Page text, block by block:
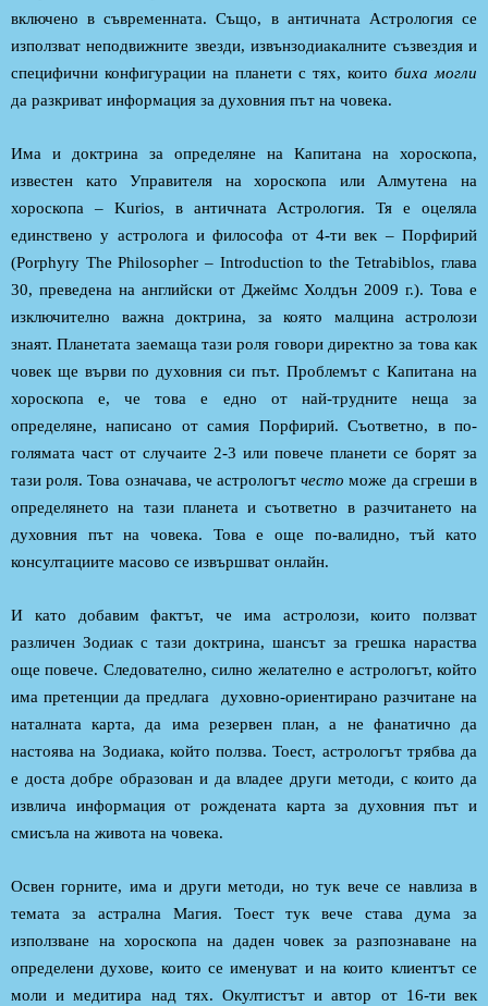
включено в съвременната. Също, в античната Астрология се
използват неподвижните звезди, извънзодиакалните съзвездия и
специфични конфигурации на планети с тях, които биха могли
да разкриват информация за духовния път на човека.
Има и доктрина за определяне на Капитана на хороскопа,
известен като Управителя на хороскопа или Алмутена на
хороскопа – Kurios, в античната Астрология. Тя е оцеляла
единствено у астролога и философа от 4-ти век – Порфирий
(Porphyry The Philosopher – Introduction to the Tetrabiblos, глава
30, преведена на английски от Джеймс Холдън 2009 г.). Това е
изключително важна доктрина, за която малцина астролози
знаят. Планетата заемаща тази роля говори директно за това как
човек ще върви по духовния си път. Проблемът с Капитана на
хороскопа е, че това е едно от най-трудните неща за
определяне, написано от самия Порфирий. Съответно, в по-
голямата част от случаите 2-3 или повече планети се борят за
тази роля. Това означава, че астрологътчесто може да сгреши в
определянето на тази планета и съответно в разчитането на
духовния път на човека. Това е още по-валидно, тъй като
консултациите масово се извършват онлайн.
И като добавим фактът, че има астролози, които ползват
различен Зодиак с тази доктрина, шансът за грешка нараства
още повече. Следователно, силно желателно е астрологът, който
има претенции да предлага духовно-ориентирано разчитане на
наталната карта, да има резервен план, а не фанатично да
настоява на Зодиака, който ползва. Тоест, астрологът трябва да
е доста добре образован и да владее други методи, с които да
извлича информация от рождената карта за духовния път и
смисъла на живота на човека.
Освен горните, има и други методи, но тук вече се навлиза в
темата за астрална Магия. Тоест тук вече става дума за
използване на хороскопа на даден човек за разпознаване на
определени духове, които се именуват и на които клиентът се
моли и медитира над тях. Окултистът и автор от 16-ти век